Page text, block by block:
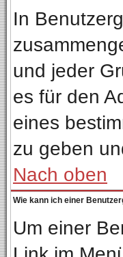
In
und jeder
es für den
eines
zu geben
Nach oben
Wie kann ich einer
Um einer